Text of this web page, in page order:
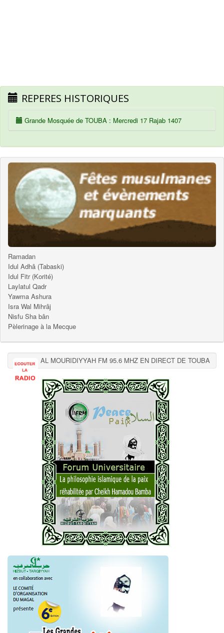
REPERES HISTORIQUES
Grande Mosquée de TOUBA : Mercredi 17 Rajab 1407
Ramadan
Idul Adhâ (Tabaski)
Idul Fitr (Korité)
Laylatul Qadr
Yawma Ashura
Isra Wal Mihrâj
Nisfu Sha bân
Pèlerinage à la Mecque
AL MOURIDIYYAH FM 95.6 MHZ EN DIRECT DE TOUBA